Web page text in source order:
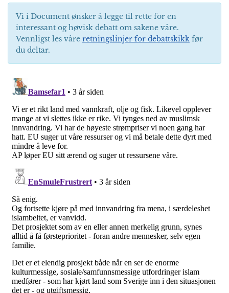
Vi i Document ønsker å legge til rette for en
interessant og høvisk debatt om sakene våre.
Vennligst les våre retningslinjer for debattskikk før
du deltar.